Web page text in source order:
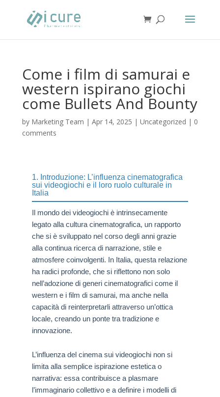
Come i film di samurai e
western ispirano giochi
come Bullets And Bounty
by Marketing Team | Apr 14, 2025 | Uncategorized | 0
comments
1. Introduzione: L’influenza cinematografica
sui videogiochi e il loro ruolo culturale in
Italia
Il mondo dei videogiochi è intrinsecamente
legato alla cultura cinematografica, un rapporto
che si è sviluppato nel corso degli anni grazie
alla continua ricerca di narrazione, stile e
atmosfere coinvolgenti. In Italia, questa relazione
ha radici profonde, che si riflettono non solo
nell’adozione di generi cinematografici come il
western e i film di samurai, ma anche nella
capacità di reinterpretarli attraverso un’ottica
locale, creando un ponte tra tradizione e
innovazione.
L’influenza del cinema sui videogiochi non si
limita alla semplice ispirazione estetica o
narrativa: essa contribuisce a plasmare
l’immaginario collettivo e a definire i modelli di